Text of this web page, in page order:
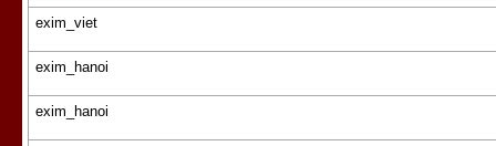
exim_viet
exim_hanoi
exim_hanoi